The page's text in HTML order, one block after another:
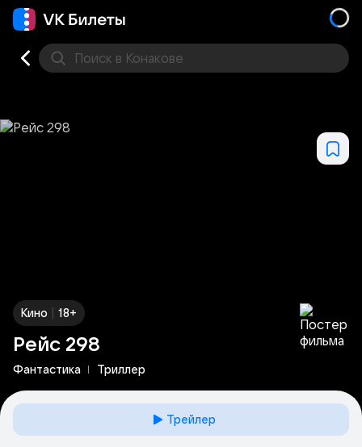
Поиск в Конакове
Кино | 18+
Рейс 298
Фантастика Триллер
Трейлер